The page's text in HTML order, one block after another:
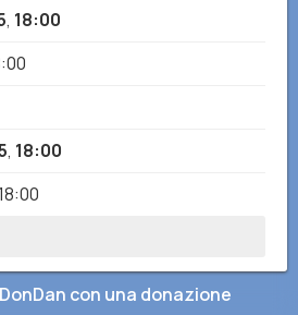
, 18:00
, 18:00
8:30,17:00-17:45
con una donazione